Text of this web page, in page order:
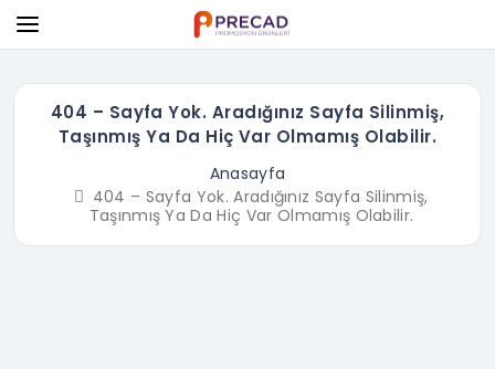
404 – Sayfa Yok. Aradığınız Sayfa Silinmiş,
Taşınmış Ya Da Hiç Var Olmamış Olabilir.
Anasayfa
404 – Sayfa Yok. Aradığınız Sayfa Silinmiş,
Taşınmış Ya Da Hiç Var Olmamış Olabilir.